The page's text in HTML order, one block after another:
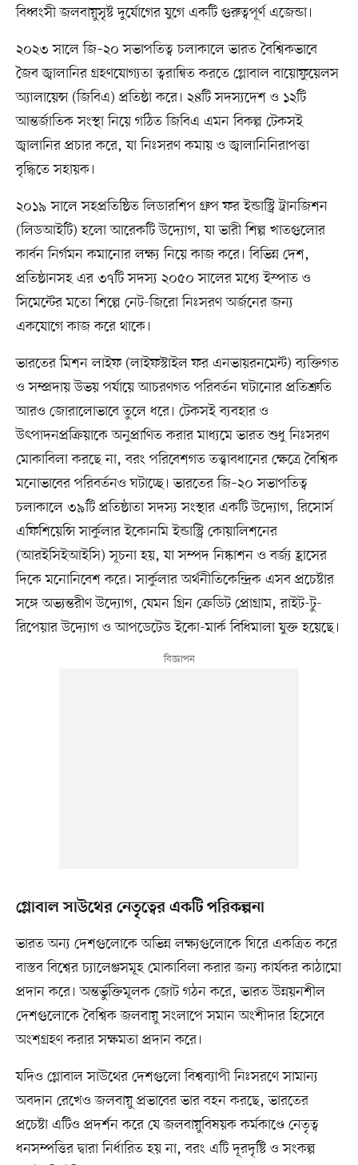
বিধ্বংসী জলবায়ুসৃষ্ট দুর্যোগের যুগে একটি গুরুত্বপূর্ণ এজেন্ডা।
২০২৩ সালে জি–২০ সভাপতিত্ব চলাকালে ভারত বৈশ্বিকভাবে
জৈব জ্বালানির গ্রহণযোগ্যতা ত্বরান্বিত করতে গ্লোবাল বায়োফুয়েলস
অ্যালায়েন্স (জিবিএ) প্রতিষ্ঠা করে। ২৪টি সদস্যদেশ ও ১২টি
আন্তর্জাতিক সংস্থা নিয়ে গঠিত জিবিএ এমন বিকল্প টেকসই
জ্বালানির প্রচার করে, যা নিঃসরণ কমায় ও জ্বালানিনিরাপত্তা
বৃদ্ধিতে সহায়ক।
২০১৯ সালে সহপ্রতিষ্ঠিত লিডারশিপ গ্রুপ ফর ইন্ডাস্ট্রি ট্রানজিশন
(লিডআইটি) হলো আরেকটি উদ্যোগ, যা ভারী শিল্প খাতগুলোর
কার্বন নির্গমন কমানোর লক্ষ্য নিয়ে কাজ করে। বিভিন্ন দেশ,
প্রতিষ্ঠানসহ এর ৩৭টি সদস্য ২০৫০ সালের মধ্যে ইস্পাত ও
সিমেন্টের মতো শিল্পে নেট-জিরো নিঃসরণ অর্জনের জন্য
একযোগে কাজ করে থাকে।
ভারতের মিশন লাইফ (লাইফস্টাইল ফর এনভায়রনমেন্ট) ব্যক্তিগত
ও সম্প্রদায় উভয় পর্যায়ে আচরণগত পরিবর্তন ঘটানোর প্রতিশ্রুতি
আরও জোরালোভাবে তুলে ধরে। টেকসই ব্যবহার ও
উৎপাদনপ্রক্রিয়াকে অনুপ্রাণিত করার মাধ্যমে ভারত শুধু নিঃসরণ
মোকাবিলা করছে না, বরং পরিবেশগত তত্ত্বাবধানের ক্ষেত্রে বৈশ্বিক
মনোভাবের পরিবর্তনও ঘটাচ্ছে। ভারতের জি–২০ সভাপতিত্ব
চলাকালে ৩৯টি প্রতিষ্ঠাতা সদস্য সংস্থার একটি উদ্যোগ, রিসোর্স
এফিশিয়েন্সি সার্কুলার ইকোনমি ইন্ডাস্ট্রি কোয়ালিশনের
(আরইসিইআইসি) সূচনা হয়, যা সম্পদ নিষ্কাশন ও বর্জ্য হ্রাসের
দিকে মনোনিবেশ করে। সার্কুলার অর্থনীতিকেন্দ্রিক এসব প্রচেষ্টার
সঙ্গে অভ্যন্তরীণ উদ্যোগ, যেমন গ্রিন ক্রেডিট প্রোগ্রাম, রাইট-টু-
রিপেয়ার উদ্যোগ ও আপডেটেড ইকো-মার্ক বিধিমালা যুক্ত হয়েছে।
গ্লোবাল সাউথের নেতৃত্বের একটি পরিকল্পনা
ভারত অন্য দেশগুলোকে অভিন্ন লক্ষ্যগুলোকে ঘিরে একত্রিত করে
বাস্তব বিশ্বের চ্যালেঞ্জসমূহ মোকাবিলা করার জন্য কার্যকর কাঠামো
প্রদান করে। অন্তর্ভুক্তিমূলক জোট গঠন করে, ভারত উন্নয়নশীল
দেশগুলোকে বৈশ্বিক জলবায়ু সংলাপে সমান অংশীদার হিসেবে
অংশগ্রহণ করার সক্ষমতা প্রদান করে।
যদিও গ্লোবাল সাউথের দেশগুলো বিশ্বব্যাপী নিঃসরণে সামান্য
অবদান রেখেও জলবায়ু প্রভাবের ভার বহন করছে, ভারতের
প্রচেষ্টা এটিও প্রদর্শন করে যে জলবায়ুবিষয়ক কর্মকাণ্ডে নেতৃত্ব
ধনসম্পত্তির দ্বারা নির্ধারিত হয় না, বরং এটি দূরদৃষ্টি ও সংকল্প